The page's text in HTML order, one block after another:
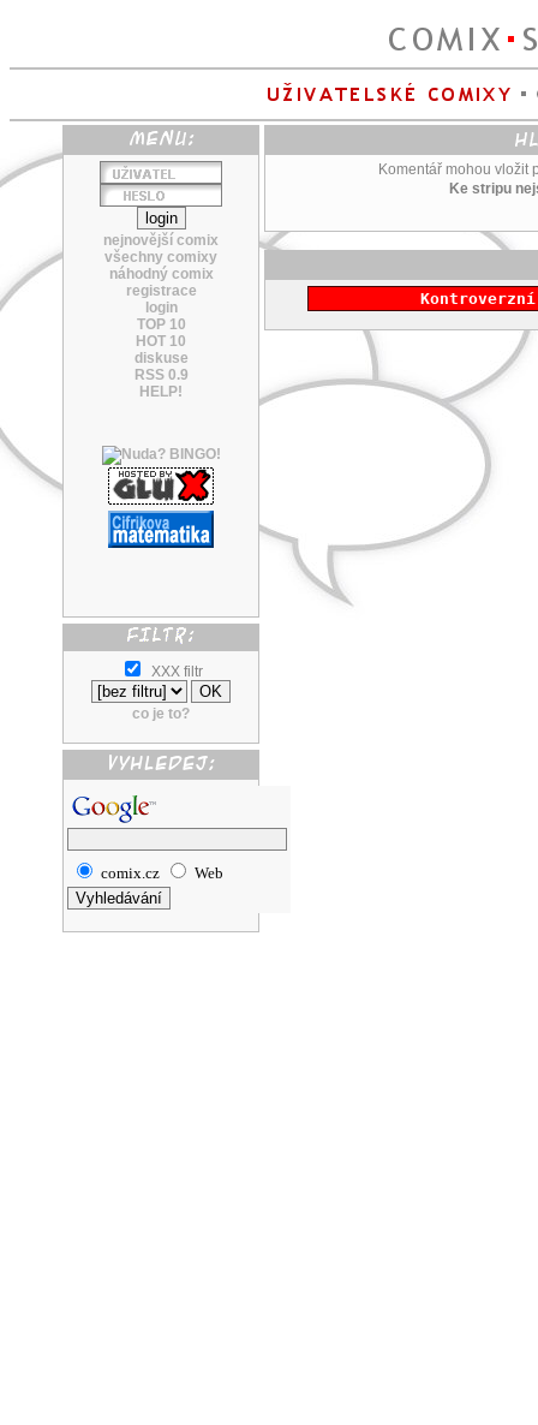
nejnovější comix
všechny comixy
náhodný comix
registrace
login
TOP 10
HOT 10
diskuse
RSS 0.9
HELP!
XXX filtr
co je to?
comix.cz Web
Komentář mohou vložit
Ke stripu